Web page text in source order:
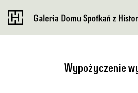
Wypożyczenie